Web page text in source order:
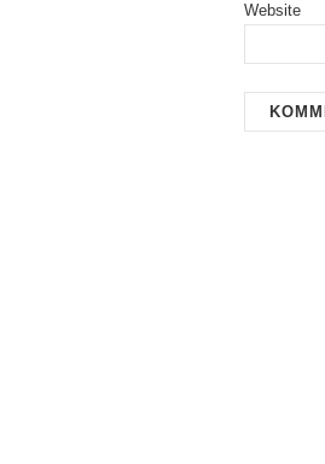
Website